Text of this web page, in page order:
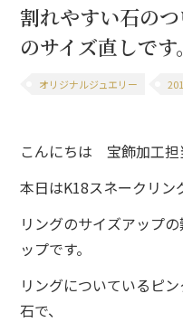
割れやすい石の
のサイズ直しです。
オリジナルジュエリー
こんにちは 宝飾加工担
本日はK18スネークリン
リングのサイズアップ
ップです。
リングについているピ
石で、